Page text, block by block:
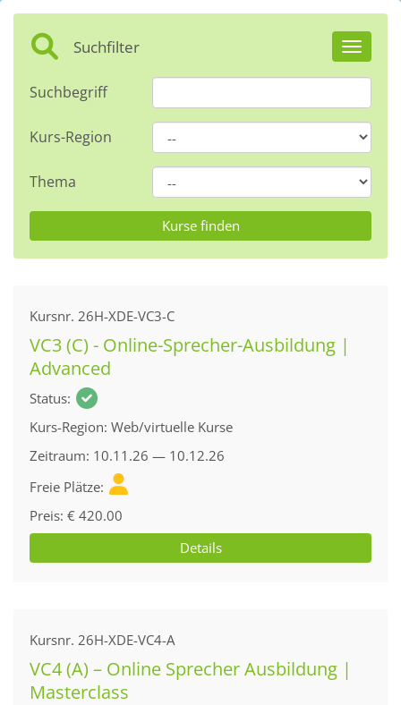
Toggle
Suchfilter
Suchbegriff
Kurs-Region
Thema
Kursnr. 26H-XDE-VC3-C
VC3 (C) - Online-Sprecher-Ausbildung |
Advanced
Status
Kurs-Region Web/virtuelle Kurse
Zeitraum 10.11.26 — 10.12.26
Freie Plätze
Preis € 420.00
Details
Kursnr. 26H-XDE-VC4-A
VC4 (A) – Online Sprecher Ausbildung |
Masterclass